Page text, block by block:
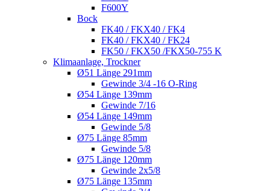
F600Y
Bock
FK40 / FKX40 / FK4
FK40 / FKX40 / FK24
FK50 / FKX50 /FKX50-755 K
Klimaanlage, Trockner
Ø51 Länge 291mm
Gewinde 3/4 -16 O-Ring
Ø54 Länge 139mm
Gewinde 7/16
Ø54 Länge 149mm
Gewinde 5/8
Ø75 Länge 85mm
Gewinde 5/8
Ø75 Länge 120mm
Gewinde 2x5/8
Ø75 Länge 135mm